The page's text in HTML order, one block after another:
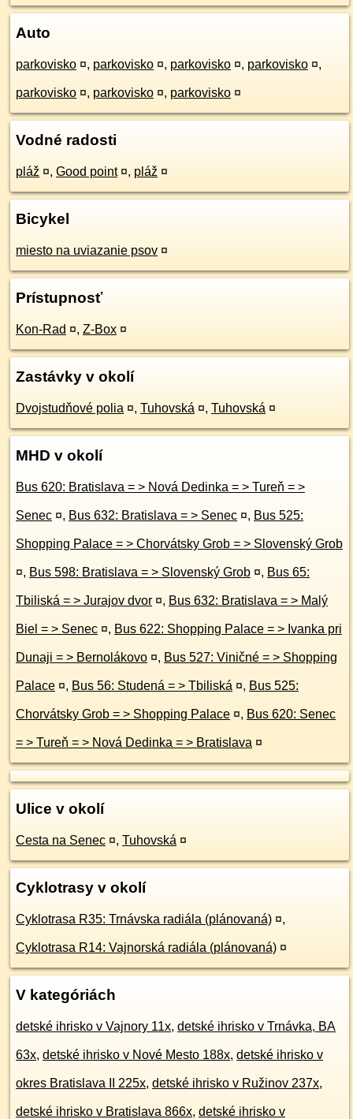
Auto
parkovisko ¤, parkovisko ¤, parkovisko ¤, parkovisko ¤,
parkovisko ¤, parkovisko ¤, parkovisko ¤
Vodné radosti
pláž ¤, Good point ¤, pláž ¤
Bicykel
miesto na uviazanie psov ¤
Prístupnosť
Kon-Rad ¤, Z-Box ¤
Zastávky v okolí
Dvojstudňové polia ¤, Tuhovská ¤, Tuhovská ¤
MHD v okolí
Bus 620: Bratislava = > Nová Dedinka = > Tureň = >
Senec ¤, Bus 632: Bratislava = > Senec ¤, Bus 525:
Shopping Palace = > Chorvátsky Grob = > Slovenský Grob
¤, Bus 598: Bratislava = > Slovenský Grob ¤, Bus 65:
Tbiliská = > Jurajov dvor ¤, Bus 632: Bratislava = > Malý
Biel = > Senec ¤, Bus 622: Shopping Palace = > Ivanka pri
Dunaji = > Bernolákovo ¤, Bus 527: Viničné = > Shopping
Palace ¤, Bus 56: Studená = > Tbiliská ¤, Bus 525:
Chorvátsky Grob = > Shopping Palace ¤, Bus 620: Senec
= > Tureň = > Nová Dedinka = > Bratislava ¤
Ulice v okolí
Cesta na Senec ¤, Tuhovská ¤
Cyklotrasy v okolí
Cyklotrasa R35: Trnávska radiála (plánovaná) ¤,
Cyklotrasa R14: Vajnorská radiála (plánovaná) ¤
V kategóriách
detské ihrisko v Vajnory 11x, detské ihrisko v Trnávka, BA
63x, detské ihrisko v Nové Mesto 188x, detské ihrisko v
okres Bratislava II 225x, detské ihrisko v Ružinov 237x,
detské ihrisko v Bratislava 866x, detské ihrisko v